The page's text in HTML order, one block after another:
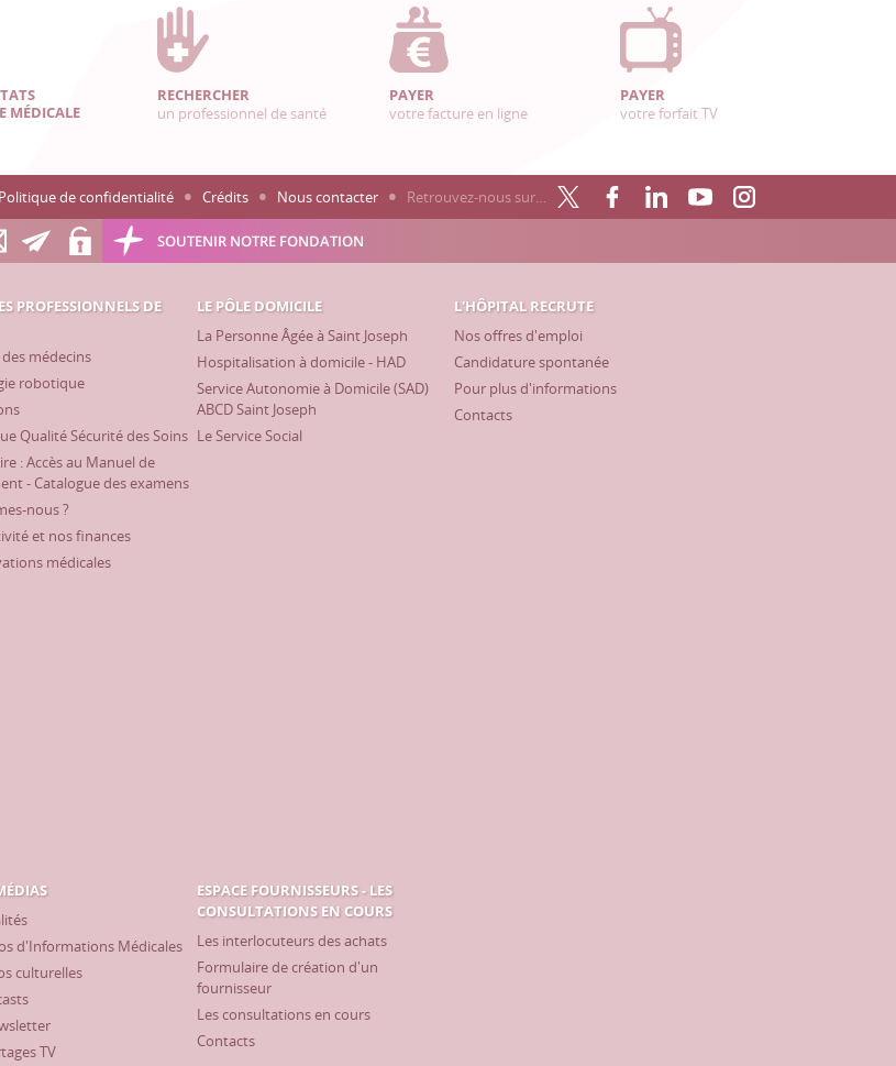
MÉDICALE
RECHERCHER
un professionnel de santé
PAYER
votre facture en ligne
PAYER
votre forfait TV
Politique de confidentialité Crédits Nous contacter Retrouvez-nous sur…
SOUTENIR NOTRE FONDATION
PROFESSIONNELS DE
médecins
robotique
Qualité Sécurité des Soins
: Accès au Manuel de
- Catalogue des examens
nous ?
et nos finances
médicales
LE PÔLE DOMICILE
La Personne Âgée à Saint Joseph
Hospitalisation à domicile - HAD
Service Autonomie à Domicile (SAD)
ABCD Saint Joseph
Le Service Social
L'HÔPITAL RECRUTE
Nos offres d'emploi
Candidature spontanée
Pour plus d'informations
Contacts
d'Informations Médicales
culturelles
TV
ESPACE FOURNISSEURS - LES
CONSULTATIONS EN COURS
Les interlocuteurs des achats
Formulaire de création d'un
fournisseur
Les consultations en cours
Contacts